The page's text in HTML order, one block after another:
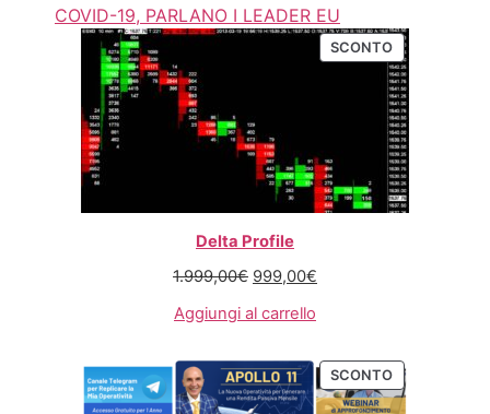
COVID-19, PARLANO I LEADER EU
SCONTO
Delta Profile
1.999,00€ 999,00€
Aggiungi al carrello
SCONTO